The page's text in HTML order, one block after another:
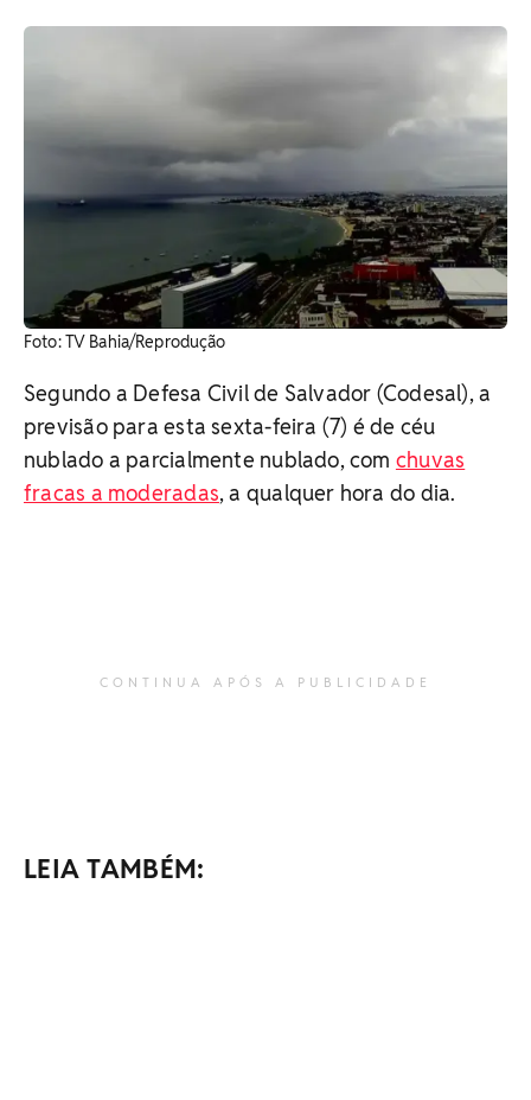
Foto: TV Bahia/Reprodução
Segundo a Defesa Civil de Salvador (Codesal), a
previsão para esta sexta-feira (7) é de céu
nublado a parcialmente nublado, com chuvas
fracas a moderadas, a qualquer hora do dia.
CONTINUA APÓS A PUBLICIDADE
LEIA TAMBÉM: